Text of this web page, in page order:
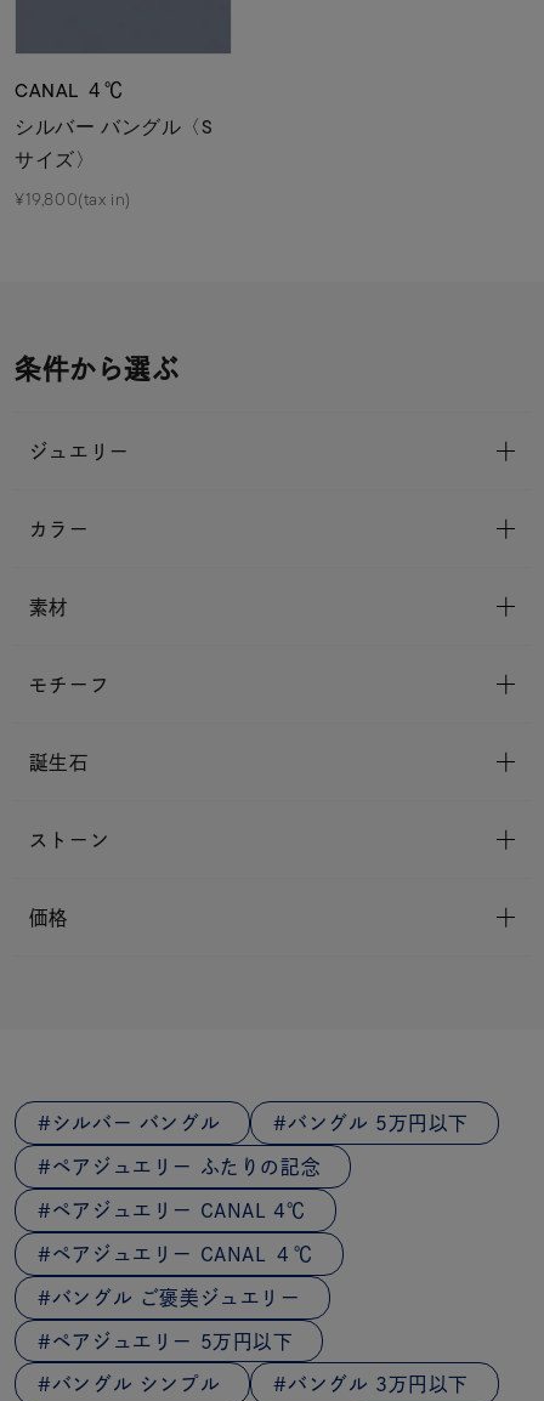
CANAL ４℃
シルバー バングル〈S
サイズ〉
¥19,800(tax in)
条件から選ぶ
ジュエリー
カラー
素材
モチーフ
誕生石
ストーン
価格
シルバー バングル バングル 5万円以下
ペアジュエリー ふたりの記念
ペアジュエリー CANAL 4℃
ペアジュエリー CANAL ４℃
バングル ご褒美ジュエリー
ペアジュエリー 5万円以下
バングル シンプル バングル 3万円以下